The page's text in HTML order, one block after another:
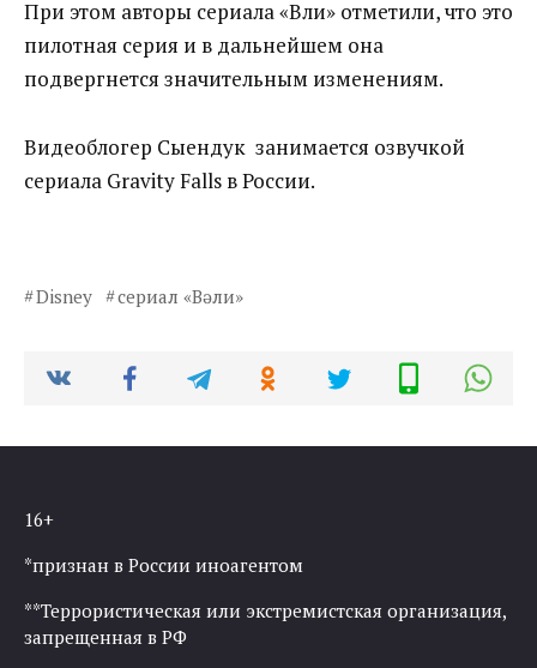
При этом авторы сериала «Вәли» отметили, что это
пилотная серия и в дальнейшем она
подвергнется значительным изменениям.
Видеоблогер Сыендук занимается озвучкой
сериала Gravity Falls в России.
Disney сериал «Вәли»
16+
*признан в России иноагентом
**Террористическая или экстремистская организация,
запрещенная в РФ